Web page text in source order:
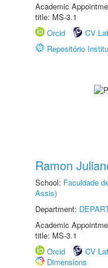
Academic
title: MS-3.1
Orcid
CV
Repositório
Ramon
School: Faculdade
Assis)
Department:
Academic
title: MS-3.1
Orcid
CV
Dimensions